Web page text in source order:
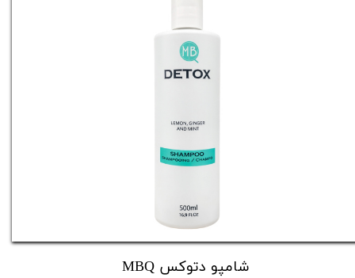
شامپو دتوکس MBQ